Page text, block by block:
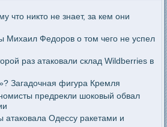
что никто не знает, за кем они
Михаил Федоров о том чего не успел
раз атаковали склад Wildberries в
Загадочная фигура Кремля
предрекли шоковый обвал
атаковала Одессу ракетами и